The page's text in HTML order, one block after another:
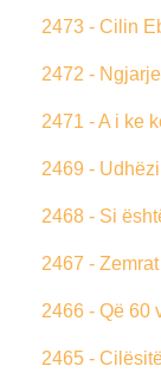
2473 - Cilin
2472 -
2471 - A i ke
2469 -
2468 - Si
2467 -
2466 - Që 60
2465 -